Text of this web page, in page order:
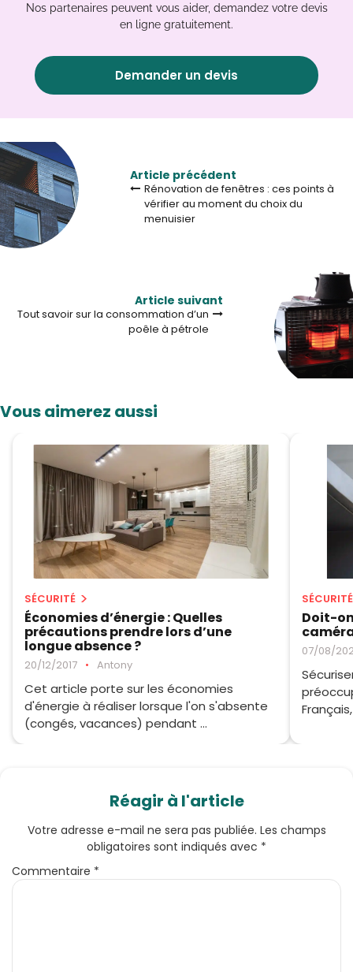
Nos partenaires peuvent vous aider, demandez votre devis
en ligne gratuitement.
Demander un devis
Article précédent
Rénovation de fenêtres : ces points à
vérifier au moment du choix du
menuisier
Article suivant
Tout savoir sur la consommation d’un
poêle à pétrole
Vous aimerez aussi
SÉCURITÉ
Économies d’énergie : Quelles
précautions prendre lors d’une
longue absence ?
20/12/2017 • Antony
Cet article porte sur les économies
d'énergie à réaliser lorsque l'on s'absente
(congés, vacances) pendant ...
SÉCURITÉ
Doit-
07/08/
Réagir à l'article
Votre adresse e-mail ne sera pas publiée. Les champs
obligatoires sont indiqués avec *
Commentaire *